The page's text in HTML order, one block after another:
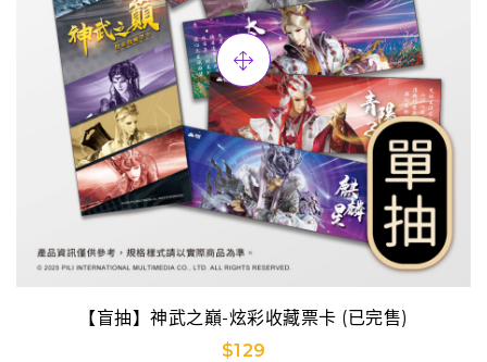
【盲抽】神武之巔-炫彩收藏票卡 (已完售)
$129